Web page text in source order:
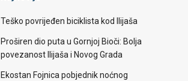
Teško povrijeđen biciklista kod Ilijaša
Proširen dio puta u Gornjoj Bioči: Bolja
povezanost Ilijaša i Novog Grada
Ekostan Fojnica pobjednik noćnog